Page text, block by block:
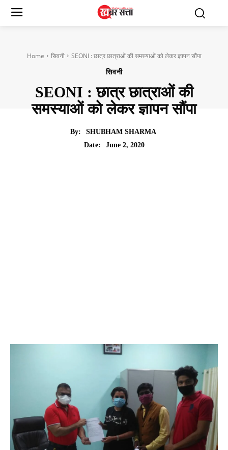
Home सिवनी SEONI : छात्र छात्राओं की समस्याओं को लेकर ज्ञापन सौंपा
सिवनी
SEONI : छात्र छात्राओं की
समस्याओं को लेकर ज्ञापन सौंपा
By:
SHUBHAM SHARMA
Date:
June 2, 2020